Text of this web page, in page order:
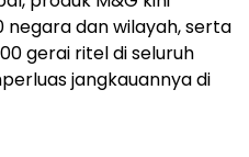
negara dan wilayah, serta
gerai ritel di seluruh
jangkauannya di